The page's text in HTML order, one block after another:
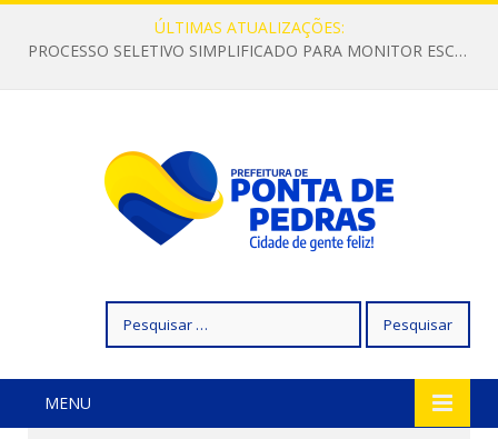
ÚLTIMAS ATUALIZAÇÕES:
PROCESSO SELETIVO SIMPLIFICADO PARA MONITOR ESCOLAR
por:
MENU